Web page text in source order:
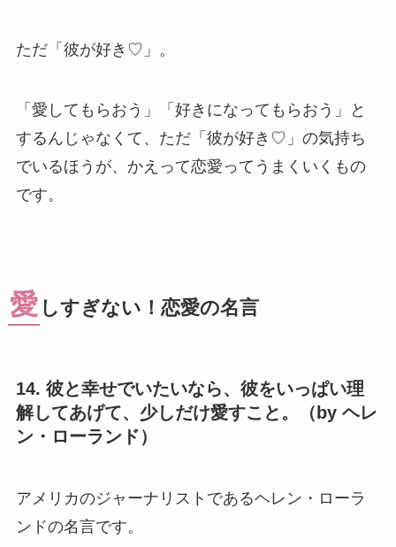
ただ「彼が好き♡」。
「愛してもらおう」「好きになってもらおう」と
するんじゃなくて、ただ「彼が好き♡」の気持ち
でいるほうが、かえって恋愛ってうまくいくもの
です。
愛 しすぎない！恋愛の名言
14. 彼と幸せでいたいなら、彼をいっぱい理
解してあげて、少しだけ愛すこと。（by ヘレ
ン・ローランド）
アメリカのジャーナリストであるヘレン・ローラ
ンドの名言です。